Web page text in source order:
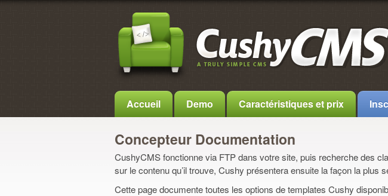
Accueil Demo Caractéristiques et prix
Concepteur Documentation
CushyCMS fonctionne via FTP dans votre site, puis recherche des
sur le contenu qu’il trouve, Cushy présentera ensuite la façon la plus
Cette page documente toutes les options de templates Cushy